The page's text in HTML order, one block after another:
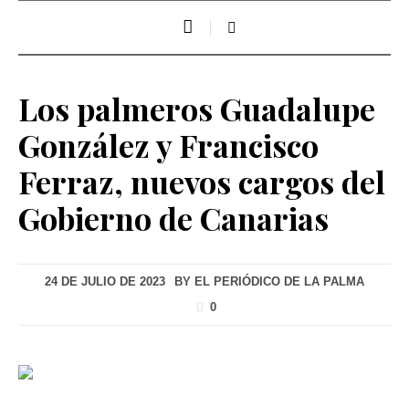
Los palmeros Guadalupe
González y Francisco
Ferraz, nuevos cargos del
Gobierno de Canarias
24 DE JULIO DE 2023 BY EL PERIÓDICO DE LA PALMA
0